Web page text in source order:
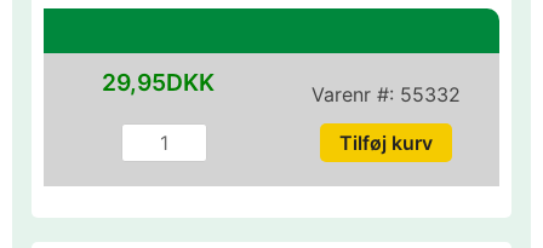
Varenr #: 55332
29,95DKK